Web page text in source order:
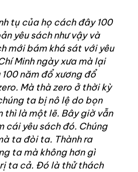
tụ của họ cách đây 100
yêu sách như vậy và
mới bám khá sát với yêu
Minh ngày xưa mà lại
năm đổ xương đổ
Mà thà zero ở thời kỳ
ta bị nô lệ do bọn
thì là một lẽ. Bây giờ vẫn
cái yêu sách đó. Chúng
ta đòi ta. Thành ra
ta mà không hơn gì
ta cả. Đó là thử thách